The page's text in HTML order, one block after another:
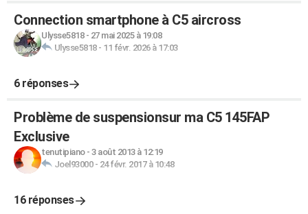
Connection smartphone à C5 aircross
Ulysse5818- 27 mai 2025 à 19:08
Ulysse5818- 11 févr. 2026 à 17:03
6 réponses
Problème de suspensionsur ma C5 145FAP
Exclusive
tenutipiano- 3 août 2013 à 12:19
Joel93000- 24 févr. 2017 à 10:48
16 réponses